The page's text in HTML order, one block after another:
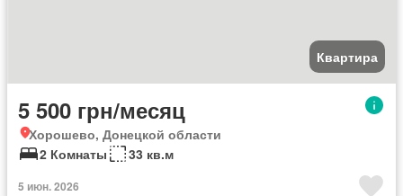
Квартира
5 500 грн/месяц
Хорошево, Донецкой области
2 Комнаты
33 кв.м
5 июн. 2026